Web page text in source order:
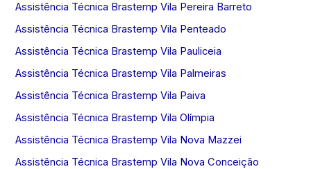
Assistência Técnica Brastemp Vila Pereira Barreto
Assistência Técnica Brastemp Vila Penteado
Assistência Técnica Brastemp Vila Pauliceia
Assistência Técnica Brastemp Vila Palmeiras
Assistência Técnica Brastemp Vila Paiva
Assistência Técnica Brastemp Vila Olímpia
Assistência Técnica Brastemp Vila Nova Mazzei
Assistência Técnica Brastemp Vila Nova Conceição